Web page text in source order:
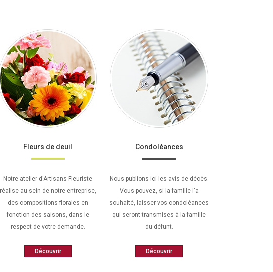
Fleurs de deuil
Notre atelier d'Artisans Fleuriste
réalise au sein de notre entreprise,
des compositions florales en
fonction des saisons, dans le
respect de votre demande.
Découvrir
Condoléances
Nous publions ici les avis de décès.
Vous pouvez, si la famille l'a
souhaité, laisser vos condoléances
qui seront transmises à la famille
du défunt.
Découvrir